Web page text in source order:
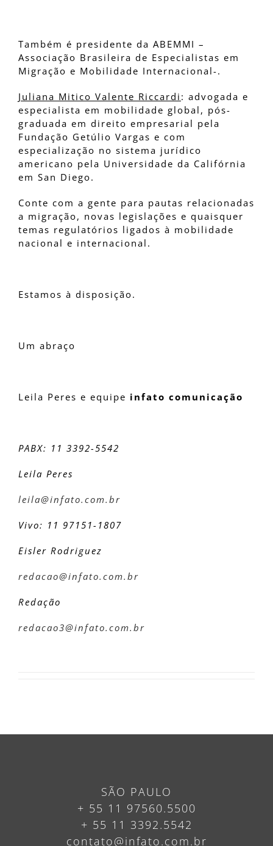
Também é presidente da ABEMMI –
Associação Brasileira de Especialistas em
Migração e Mobilidade Internacional-.
Juliana Mitico Valente Riccardi : advogada e
especialista em mobilidade global, pós-
graduada em direito empresarial pela
Fundação Getúlio Vargas e com
especialização no sistema jurídico
americano pela Universidade da Califórnia
em San Diego.
Conte com a gente para pautas relacionadas
a migração, novas legislações e quaisquer
temas regulatórios ligados à mobilidade
nacional e internacional.
Estamos à disposição.
Um abraço
Leila Peres e equipe infato comunicação
PABX: 11 3392-5542
Leila Peres
leila@infato.com.br
Vivo: 11 97151-1807
Eisler Rodriguez
redacao@infato.com.br
Redação
redacao3@infato.com.br
SÃO PAULO
+ 55 11 97560.5500
+ 55 11 3392.5542
contato@infato.com.br